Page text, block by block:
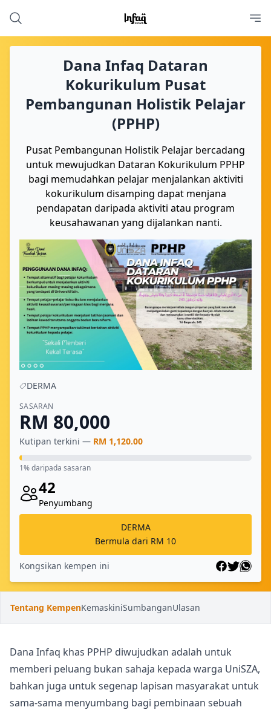
Dana Infaq Dataran
Kokurikulum Pusat
Pembangunan Holistik Pelajar
(PPHP)
Pusat Pembangunan Holistik Pelajar bercadang
untuk mewujudkan Dataran Kokurikulum PPHP
bagi memudahkan pelajar menjalankan aktiviti
kokurikulum disamping dapat menjana
pendapatan daripada aktiviti atau program
keusahawanan yang dijalankan nanti.
DERMA
SASARAN
RM 80,000
Kutipan terkini — RM 1,120.00
1% daripada sasaran
42
Penyumbang
DERMA
Bermula dari RM 10
Kongsikan kempen ini
Tentang KempenKemaskiniSumbanganUlasan
Dana Infaq khas PPHP diwujudkan adalah untuk
memberi peluang bukan sahaja kepada warga UniSZA,
bahkan juga untuk segenap lapisan masyarakat untuk
sama-sama menyumbang bagi pembinaan sebuah